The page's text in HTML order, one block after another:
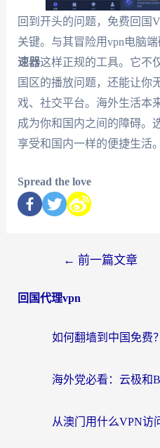
回到开头的问题，免费回国
关键。与其冒险用vpn电脑
速器这样正规的工具。它不
国区的播放问题，还能让你
戏、社交平台。海外生活本
成为你和国内之间的障碍。
享受和国内一样的便捷生活。
Spread the love
← 前一篇文章
回国代理vpn